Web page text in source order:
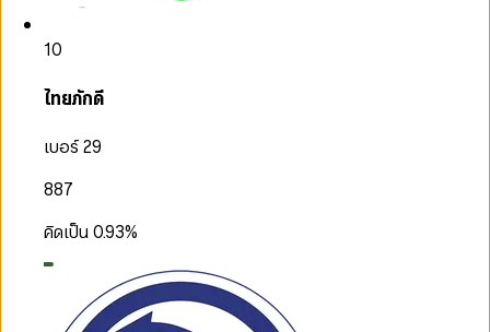
10
ไทยภักดี
เบอร์ 29
887
คิดเป็น0.93%